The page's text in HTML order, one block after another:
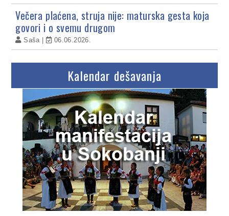
Večera plaćena, struja nije: maturska gesta koja
govori i o svemu drugom
Saša 06.06.2026.
Kalendar dešavanja